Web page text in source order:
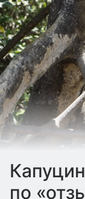
по